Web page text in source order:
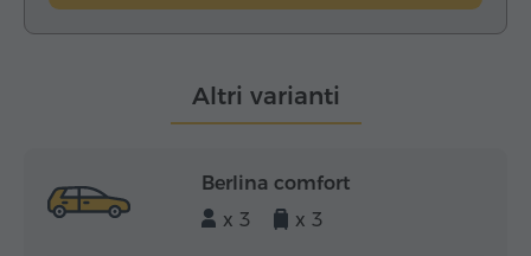
Altri varianti
Berlina comfort
x 3
x 3